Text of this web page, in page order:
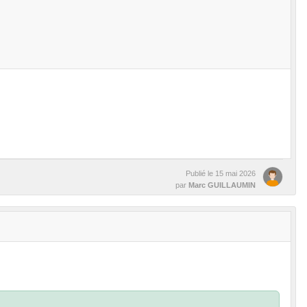
Publié le 15 mai 2026
par Marc GUILLAUMIN